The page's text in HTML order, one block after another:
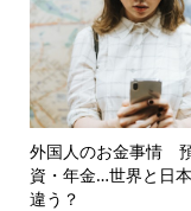
外国人のお金事情
資・年金…世界と日
違う？